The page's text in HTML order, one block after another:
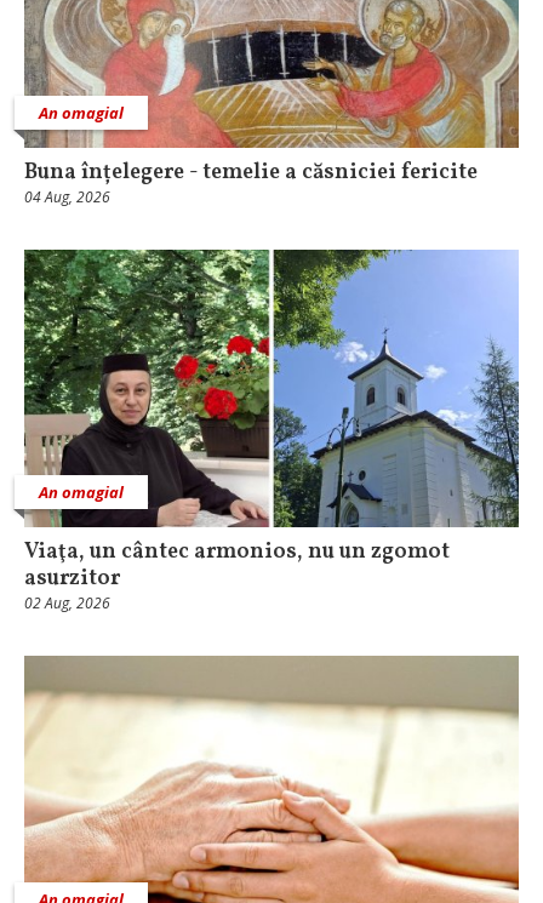
An omagial
Buna înțelegere - temelie a căsniciei fericite
04 Aug, 2026
An omagial
Viaţa, un cântec armonios, nu un zgomot
asurzitor
02 Aug, 2026